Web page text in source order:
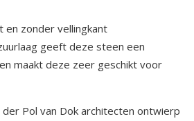
en zonder vellingkant
geeft deze steen een
maakt deze zeer geschikt voor
Pol van Dok architecten ontwierp